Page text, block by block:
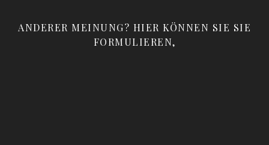
ANDERER MEINUNG? HIER KÖNNEN SIE SIE
FORMULIEREN,